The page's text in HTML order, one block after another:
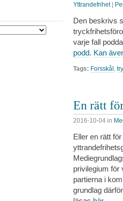
Yttrandefrihet|
Den beskrivs
varje fall
podd. Kan
Tags: Forsskål,
En rätt
2016-10-04 in
Eller en rätt
privilegium för
partierna i
grundlag